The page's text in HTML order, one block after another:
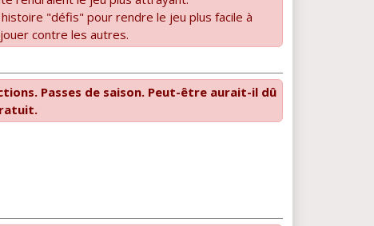
"défis" pour rendre le jeu plus facile à
contre les autres.
Passes de saison. Peut-être aurait-il dû